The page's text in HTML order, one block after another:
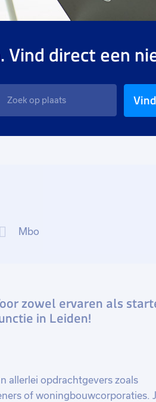
direct een
Mbo
zowel ervaren als
in Leiden!
allerlei opdrachtgevers zoals
of woningbouwcorporaties.